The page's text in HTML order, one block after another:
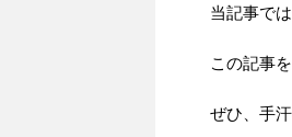
当記事で
この記事
ぜひ、手